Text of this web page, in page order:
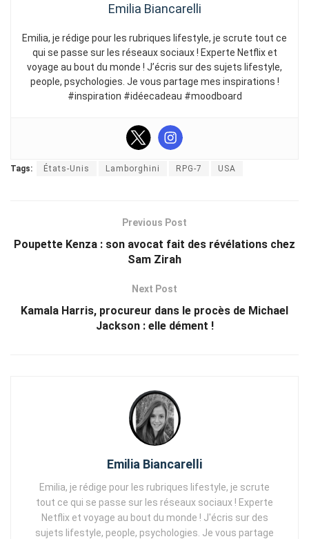
Emilia Biancarelli
Emilia, je rédige pour les rubriques lifestyle, je scrute tout ce
qui se passe sur les réseaux sociaux ! Experte Netflix et
voyage au bout du monde ! J’écris sur des sujets lifestyle,
people, psychologies. Je vous partage mes inspirations !
#inspiration #idéecadeau #moodboard
Tags: États-Unis Lamborghini RPG-7 USA
Previous Post
Poupette Kenza : son avocat fait des révélations chez
Sam Zirah
Next Post
Kamala Harris, procureur dans le procès de Michael
Jackson : elle dément !
Emilia Biancarelli
Emilia, je rédige pour les rubriques lifestyle, je scrute
tout ce qui se passe sur les réseaux sociaux ! Experte
Netflix et voyage au bout du monde ! J'écris sur des
sujets lifestyle, people, psychologies. Je vous partage